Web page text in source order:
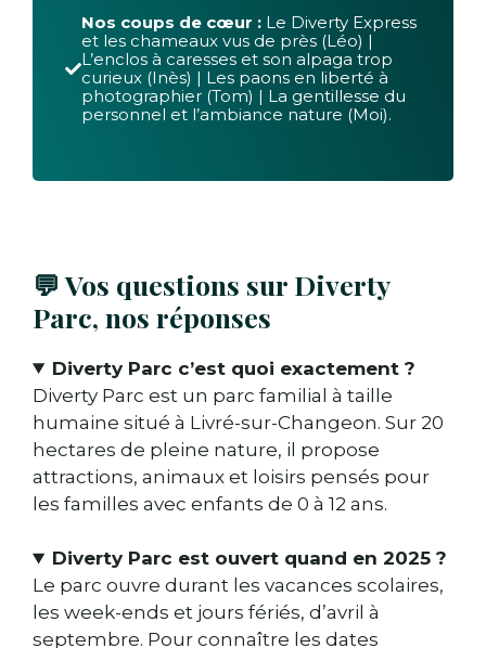
Nos coups de cœur : Le Diverty Express
et les chameaux vus de près (Léo) |
L’enclos à caresses et son alpaga trop
curieux (Inès) | Les paons en liberté à
photographier (Tom) | La gentillesse du
personnel et l’ambiance nature (Moi).
💬 Vos questions sur Diverty
Parc, nos réponses
Diverty Parc c’est quoi exactement ?
Diverty Parc est un parc familial à taille
humaine situé à Livré-sur-Changeon. Sur 20
hectares de pleine nature, il propose
attractions, animaux et loisirs pensés pour
les familles avec enfants de 0 à 12 ans.
Diverty Parc est ouvert quand en 2025 ?
Le parc ouvre durant les vacances scolaires,
les week-ends et jours fériés, d’avril à
septembre. Pour connaître les dates